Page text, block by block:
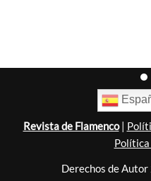
Revista de Flamenco|
Política
Derechos de